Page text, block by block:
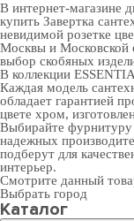
В интернет-магазине
купить Завертка
невидимой розетке
Москвы и Московской
выбор скобяных
В коллекции
Каждая модель
обладает гарантией
цвете хром,
Выбирайте
надежных
подберут для
интерьер.
Смотрите данный
Выбрать город
Каталог